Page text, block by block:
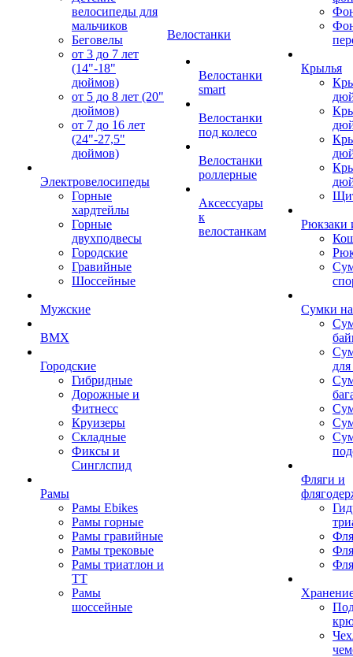
велосипеды для
мальчиков
Беговелы
от 3 до 7 лет
(14"-18"
дюймов)
от 5 до 8 лет (20"
дюймов)
от 7 до 16 лет
(24"-27,5"
дюймов)
Электровелосипеды
Горные
хардтейлы
Горные
двухподвесы
Городские
Гравийные
Шоссейные
Мужские
BMX
Городские
Гибридные
Дорожные и
Фитнесс
Круизеры
Складные
Фиксы и
Синглспид
Рамы
Рамы Ebikes
Рамы горные
Рамы гравийные
Рамы трековые
Рамы триатлон и
ТТ
Рамы
шоссейные
Велостанки
Велостанки
smart
Велостанки
под колесо
Велостанки
роллерные
Аксессуары
к
велостанкам
Крылья
Рюкзаки
Сумки
Фляги и